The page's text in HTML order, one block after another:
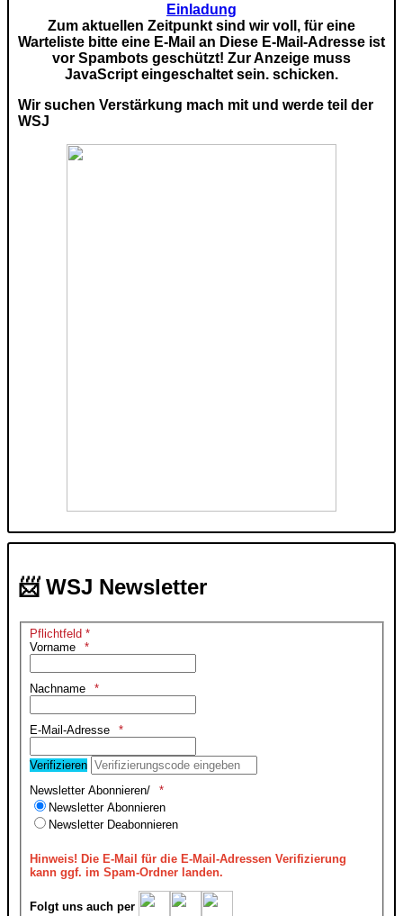
Einladung
Zum aktuellen Zeitpunkt sind wir voll, für eine
Warteliste bitte eine E-Mail an Diese E-Mail-Adresse ist
vor Spambots geschützt! Zur Anzeige muss
JavaScript eingeschaltet sein. schicken.
Wir suchen Verstärkung mach mit und werde teil der
WSJ
📨 WSJ Newsletter
Pflichtfeld *
Vorname
Nachname
E-Mail-Adresse
Verifizieren
Newsletter Abonnieren/
Newsletter Abonnieren
Newsletter Deabonnieren
Hinweis! Die E-Mail für die E-Mail-Adressen Verifizierung
kann ggf. im Spam-Ordner landen.
Folgt uns auch per